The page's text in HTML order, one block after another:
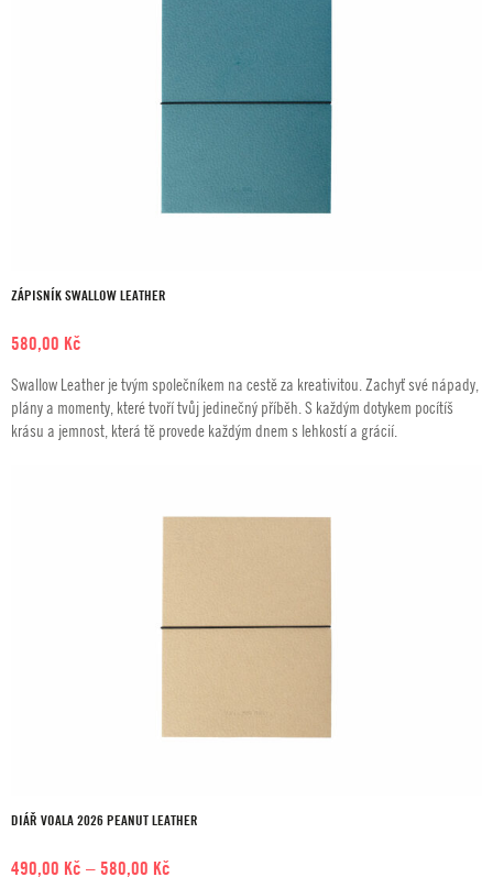
ZÁPISNÍK SWALLOW LEATHER
580,00 Kč
Swallow Leather je tvým společníkem na cestě za kreativitou. Zachyť své nápady,
plány a momenty, které tvoří tvůj jedinečný příběh. S každým dotykem pocítíš
krásu a jemnost, která tě provede každým dnem s lehkostí a grácií.
DIÁŘ VOALA 2026 PEANUT LEATHER
490,00 Kč –580,00 Kč